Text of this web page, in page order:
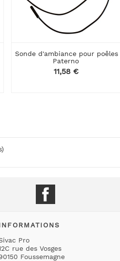
Sonde d'ambiance pour poêles
Paterno
Prix
11,58 €
Pro
rue des Vosges
Foussemagne